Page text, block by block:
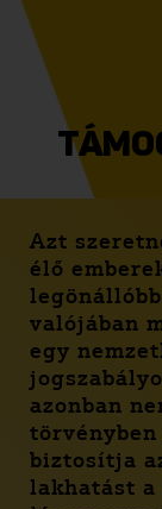
Azt
élő
valójában
egy
azonban
biztosítja
lakhatást a